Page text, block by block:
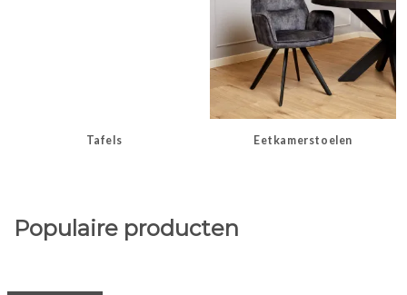
Tafels Eetkamerstoelen
Populaire producten